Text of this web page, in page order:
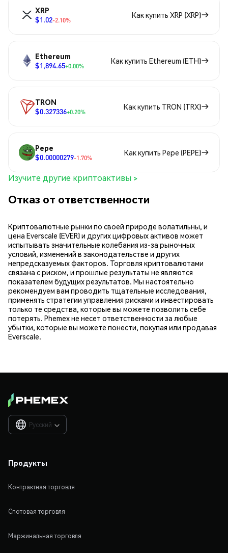
XRP
$1.02-2.10%
Как купить XRP (XRP)
Ethereum
$1,894.65+0.00%
Как купить Ethereum (ETH)
TRON
$0.327336+0.20%
Как купить TRON (TRX)
Pepe
$0.00000279-1.70%
Как купить Pepe (PEPE)
Изучите другие криптоактивы >
Отказ от ответственности
Криптовалютные рынки по своей природе волатильны, и
цена Everscale (EVER) и других цифровых активов может
испытывать значительные колебания из-за рыночных
условий, изменений в законодательстве и других
непредсказуемых факторов. Торговля криптовалютами
связана с риском, и прошлые результаты не являются
показателем будущих результатов. Мы настоятельно
рекомендуем вам проводить тщательные исследования,
применять стратегии управления рисками и инвестировать
только те средства, которые вы можете позволить себе
потерять. Phemex не несет ответственности за любые
убытки, которые вы можете понести, покупая или продавая
Everscale.
Русский 
Продукты
Контрактная торговля
Спотовая торговля
Маржинальная торговля